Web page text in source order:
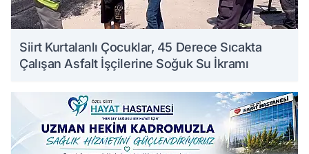
Siirt Kurtalanlı Çocuklar, 45 Derece Sıcakta
Çalışan Asfalt İşçilerine Soğuk Su İkramı